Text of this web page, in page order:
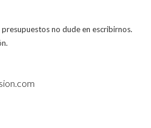
no dude en escribirnos.